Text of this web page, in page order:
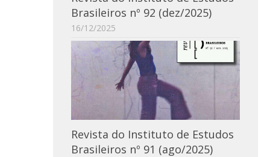
Brasileiros nº 92 (dez/2025)
16/12/2025
Revista do Instituto de Estudos
Brasileiros nº 91 (ago/2025)